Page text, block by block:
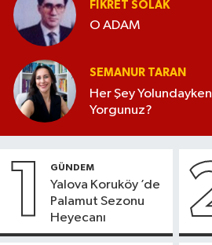
FIKRET SOLAK
O ADAM
SEMANUR TARAN
Her Şey
Yorgunuz?
1 GÜNDEM
Yalova Koruköy ’de
Palamut Sezonu
Heyecanı